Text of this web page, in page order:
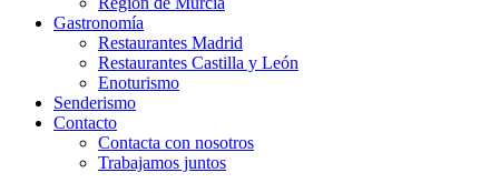
Gastronomía
Restaurantes Madrid
Restaurantes Castilla y León
Enoturismo
Senderismo
Contacto
Contacta con nosotros
Trabajamos juntos